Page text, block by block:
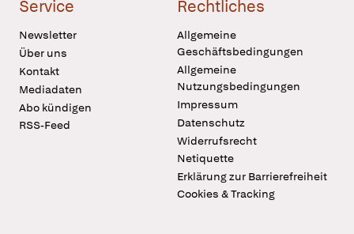
Service
Newsletter
Über uns
Kontakt
Mediadaten
Abo kündigen
RSS-Feed
Rechtliches
Allgemeine
Geschäftsbedingungen
Allgemeine
Nutzungsbedingungen
Impressum
Datenschutz
Widerrufsrecht
Netiquette
Erklärung zur Barrierefreiheit
Cookies & Tracking